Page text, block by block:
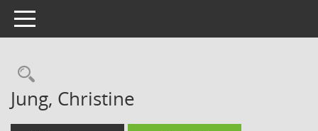
Toggle navigation
Rechercheauswahl
Jung, Christine